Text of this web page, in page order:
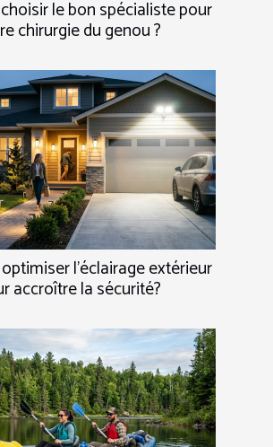
le bon spécialiste pour
chirurgie du genou ?
l'éclairage extérieur
accroître la sécurité?